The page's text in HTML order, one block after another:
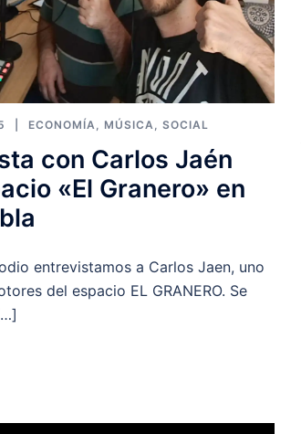
ECONOMÍA MÚSICA SOCIAL
con Carlos Jaén
«El Granero» en
entrevistamos a Carlos Jaen, uno
del espacio EL GRANERO. Se